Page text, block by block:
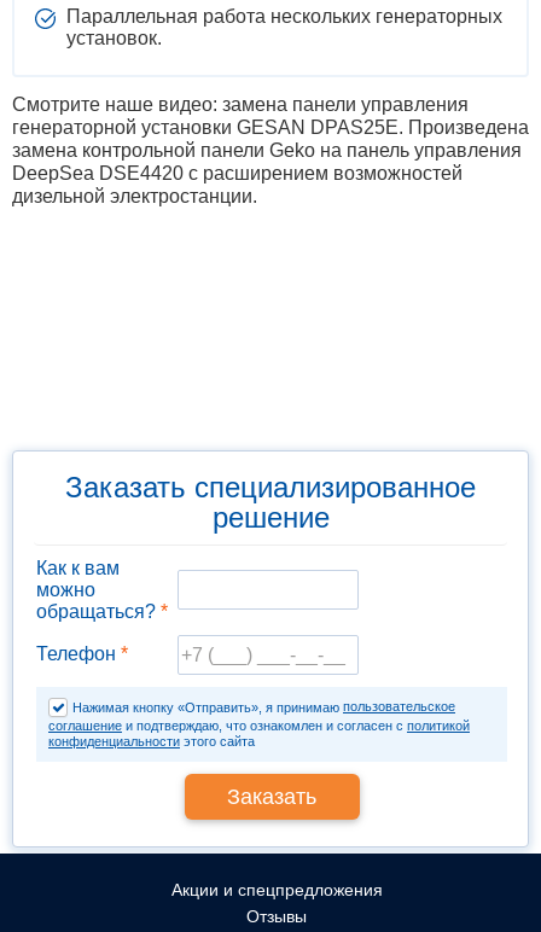
Параллельная работа нескольких генераторных
установок.
Смотрите наше видео: замена панели управления
генераторной установки GESAN DPAS25E. Произведена
замена контрольной панели Geko на панель управления
DeepSea DSE4420 с расширением возможностей
дизельной электростанции.
Заказать специализированное
решение
Как к вам
можно
обращаться? *
Телефон *
Нажимая кнопку «Отправить», я принимаю пользовательское
соглашение и подтверждаю, что ознакомлен и согласен с политикой
конфиденциальности этого сайта
Акции и спецпредложения
Отзывы